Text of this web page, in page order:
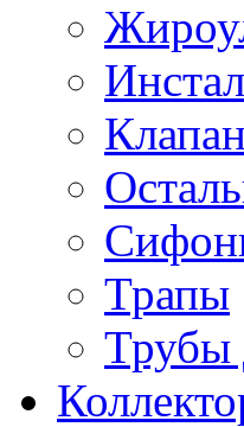
Трапы
Трубы